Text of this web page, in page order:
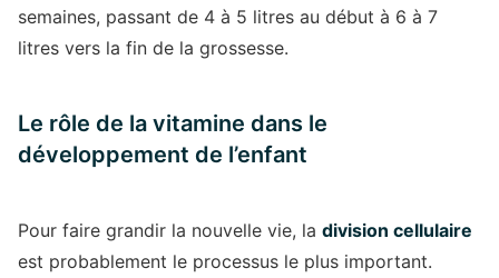
semaines, passant de 4 à 5 litres au début à 6 à 7
litres vers la fin de la grossesse.
Le rôle de la vitamine dans le
développement de l’enfant
Pour faire grandir la nouvelle vie, la division cellulaire
est probablement le processus le plus important.